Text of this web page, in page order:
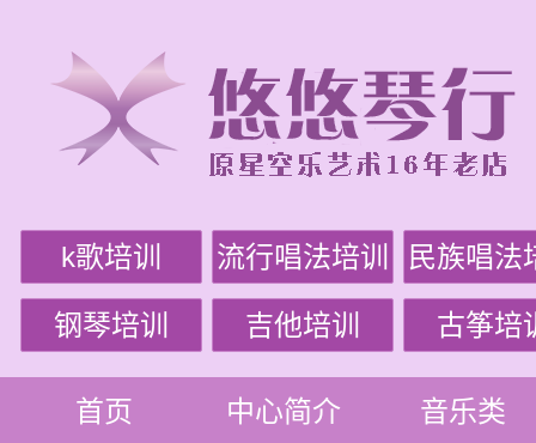
k歌培训 流行唱法培训 民族唱法
钢琴培训 吉他培训 古筝培
首页 中心简介 音乐类